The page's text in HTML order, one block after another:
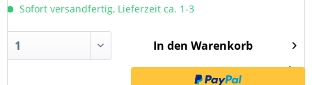
Sofort versandfertig, Lieferzeit ca. 1-3
In den Warenkorb